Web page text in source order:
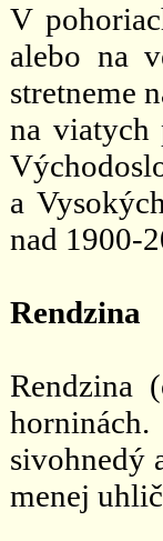
V
alebo na
stretneme
na viatych
a
nad 1900-
Rendzina
Rendzina
sivohnedý
menej